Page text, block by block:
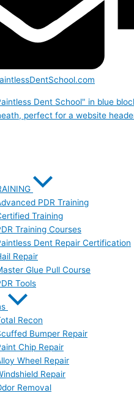
PDR Training
Training
Training Courses
Dent Repair Certification
Repair
Glue Pull Course
Tools
Recon
Bumper Repair
Chip Repair
Wheel Repair
Repair
Removal